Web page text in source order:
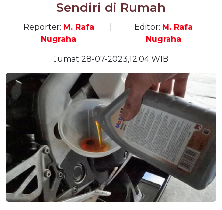
Sendiri di Rumah
Reporter: M. Rafa
Nugraha
Editor: M. Rafa
Nugraha
Jumat 28-07-2023,12:04 WIB